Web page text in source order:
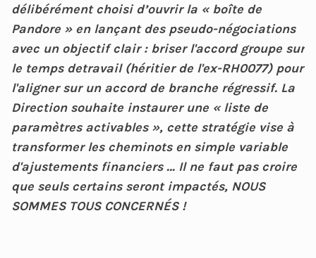
délibérément choisi d’ouvrir la « boîte de
Pandore » en lançant des pseudo-négociations
avec un objectif clair : briser l'accord groupe sur
le temps detravail (héritier de l'ex-RH0077) pour
l'aligner sur un accord de branche régressif. La
Direction souhaite instaurer une « liste de
paramètres activables », cette stratégie vise à
transformer les cheminots en simple variable
d'ajustements financiers … Il ne faut pas croire
que seuls certains seront impactés, NOUS
SOMMES TOUS CONCERNÉS !